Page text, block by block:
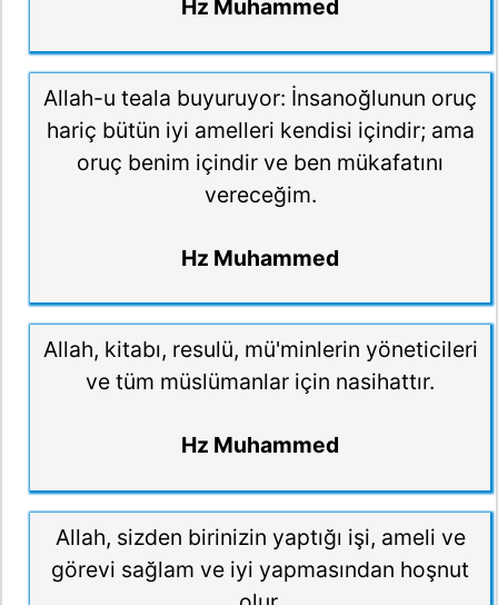
Hz Muhammed
Allah-u teala buyuruyor: İnsanoğlunun oruç
hariç bütün iyi amelleri kendisi içindir; ama
oruç benim içindir ve ben mükafatını
vereceğim.
Hz Muhammed
Allah, kitabı, resulü, mü'minlerin yöneticileri
ve tüm müslümanlar için nasihattır.
Hz Muhammed
Allah, sizden birinizin yaptığı işi, ameli ve
görevi sağlam ve iyi yapmasından hoşnut